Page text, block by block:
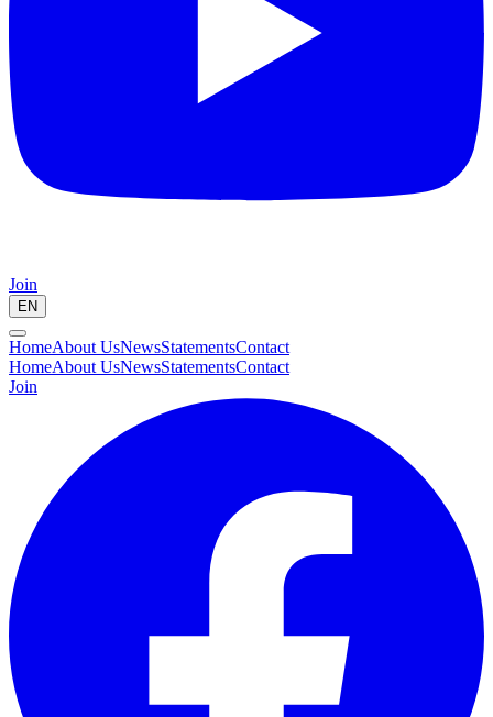
Join
EN
HomeAbout UsNewsStatementsContact
HomeAbout UsNewsStatementsContact
Join